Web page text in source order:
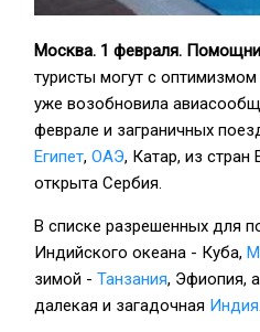
Москва. 1 февраля.
туристы могут с
уже возобновила
феврале и заграничных
Египет, ОАЭ, Катар, из
открыта Сербия.
В списке разрешенных для
Индийского океана - Куба,
зимой - Танзания, Эфиопия,
далекая и загадочная Индия.